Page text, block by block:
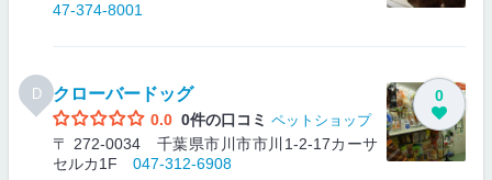
47-374-8001
D クローバードッグ
0.0 0件の口コミ ペットショップ
〒 272-0034 千葉県市川市市川1-2-17カーサ
セルカ1F 047-312-6908
0